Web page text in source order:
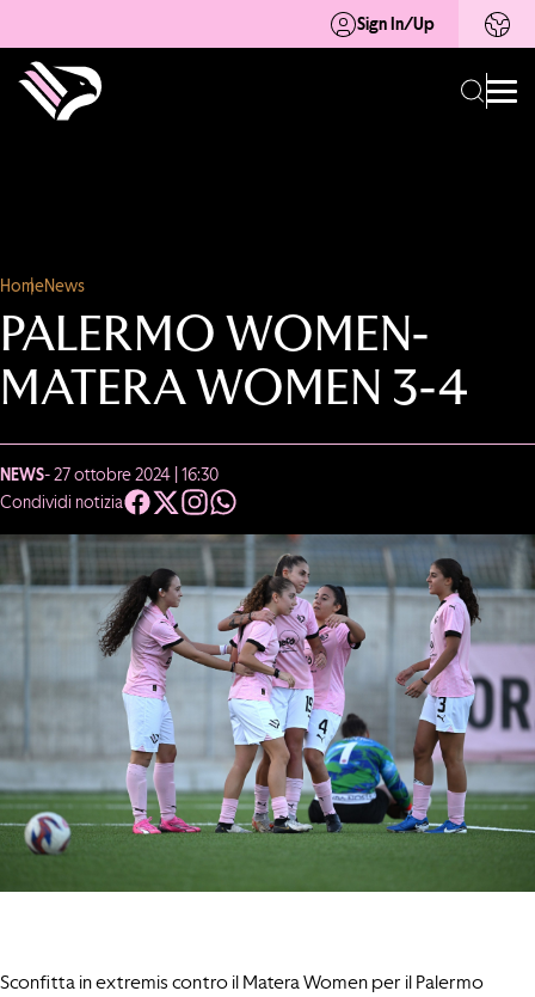
Sign In/Up
HomeNews
PALERMO WOMEN-
MATERA WOMEN 3-4
NEWS- 27 ottobre 2024 | 16:30
Condividi notizia
Sconfitta in extremis contro il Matera Women per il Palermo